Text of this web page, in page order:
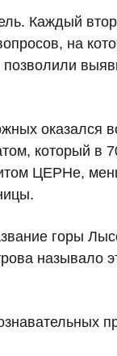
Каждый
на
оказался
который в
ЦЕРНе,
горы
называло